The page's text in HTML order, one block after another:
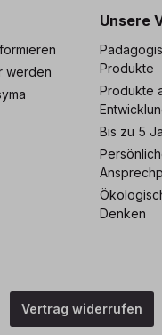
werden
Unsere
Produkte
Produkte
Bis zu 5
Denken
Vertrag widerrufen